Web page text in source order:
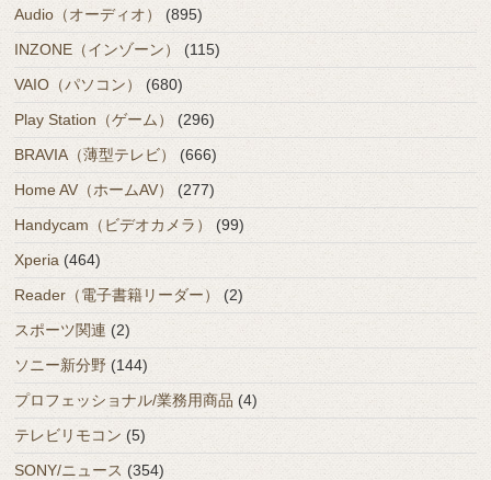
Audio（オーディオ）
(895)
INZONE（インゾーン）
(115)
VAIO（パソコン）
(680)
Play Station（ゲーム）
(296)
BRAVIA（薄型テレビ）
(666)
Home AV（ホームAV）
(277)
Handycam（ビデオカメラ）
(99)
Xperia (464)
Reader（電子書籍リーダー）
(2)
スポーツ関連 (2)
ソニー新分野 (144)
プロフェッショナル/業務用商品 (4)
テレビリモコン (5)
SONY/ニュース (354)